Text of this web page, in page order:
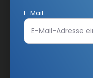
E-Mail